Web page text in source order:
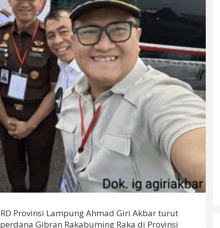
Provinsi Lampung Ahmad Giri Akbar turut
Gibran Rakabuming Raka di Provinsi